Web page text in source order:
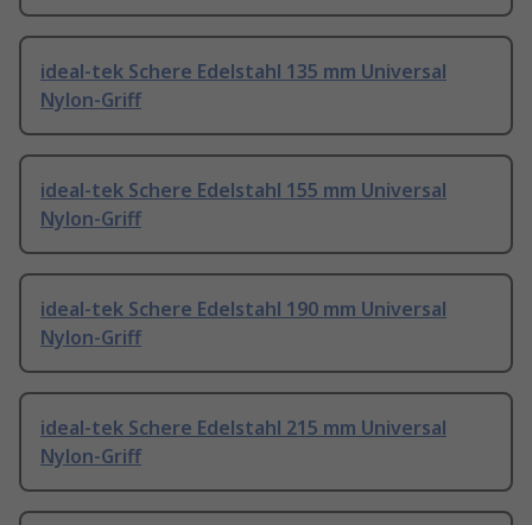
ideal-tek Schere Edelstahl 135 mm Universal
Nylon-Griff
ideal-tek Schere Edelstahl 155 mm Universal
Nylon-Griff
ideal-tek Schere Edelstahl 190 mm Universal
Nylon-Griff
ideal-tek Schere Edelstahl 215 mm Universal
Nylon-Griff